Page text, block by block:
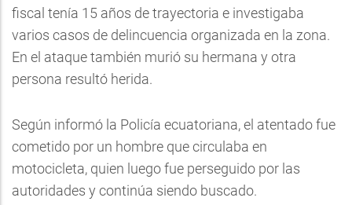
fiscal tenía 15 años de trayectoria e investigaba
varios casos de delincuencia organizada en la zona.
En el ataque también murió su hermana y otra
persona resultó herida.
Según informó la Policía ecuatoriana, el atentado fue
cometido por un hombre que circulaba en
motocicleta, quien luego fue perseguido por las
autoridades y continúa siendo buscado.